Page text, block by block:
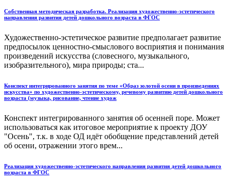
Собственная методическая разработка. Реализация художественно-эстетического
направления развития детей дошкольного возраста в ФГОС
Художественно-эстетическое развитие предполагает развитие
предпосылок ценностно-смыслового восприятия и понимания
произведений искусства (словесного, музыкального,
изобразительного), мира природы; ста...
Конспект интегрированного занятия по теме «Образ золотой осени в произведениях
искусства» по художественно-эстетическому, речевому развитию детей дошкольного
возраста (музыка, рисование, чтение худож
Конспект интегрированного занятия об осенней поре. Может
использоваться как итоговое мероприятие к проекту ДОУ
"Осень", т.к. в ходе ОД идёт обобщение представлений детей
об осени, отражении этого врем...
Реализация художественно-эстетического направления развития детей дошкольного
возраста в ФГОС